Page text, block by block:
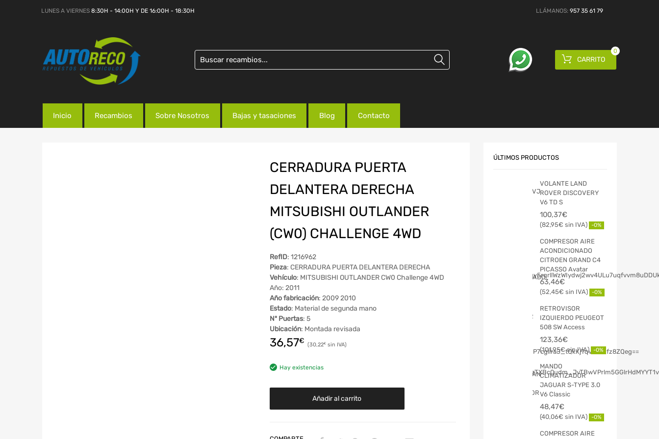
LUNES A VIERNES 8:30H - 14:00H Y DE 16:00H - 18:30H LLÁMANOS: 957 35 61 79
CARRITO
0
Inicio Recambios Sobre Nosotros Bajas y tasaciones Blog Contacto
CERRADURA PUERTA
DELANTERA DERECHA
MITSUBISHI OUTLANDER
(CW0) CHALLENGE 4WD
RefID: 1216962
Pieza: CERRADURA PUERTA DELANTERA DERECHA
Vehículo: MITSUBISHI OUTLANDER CW0 Challenge 4WD
Año: 2011
Año fabricación: 2009 2010
Estado: Material de segunda mano
Nº Puertas: 5
Ubicación: Montada revisada
36,57€ 30,22€
Hay existencias
Añadir al carrito
ÚLTIMOS PRODUCTOS
VOLANTE LAND
ROVER DISCOVERY
V6 TD S
100,37€
82,95€ -0%
COMPRESOR AIRE
ACONDICIONADO
CITROEN GRAND C4
PICASSO Avatar
63,46€
52,45€ -0%
RETROVISOR
IZQUIERDO PEUGEOT
508 SW Access
123,36€
101,95€ -0%
MANDO
CLIMATIZADOR
JAGUAR S-TYPE 3.0
V6 Classic
48,47€
40,06€ -0%
COMPRESOR AIRE